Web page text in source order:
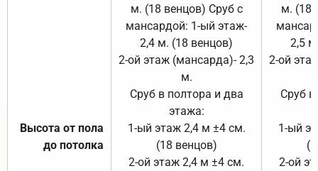
Высота от пола
до потолка
м. (18 венцов) Сруб с
мансардой: 1-ый этаж-
2,4 м. (18 венцов)
2-ой этаж (мансарда)- 2,3
м.
Сруб в полтора и два
этажа:
1-ый этаж 2,4 м ±4 см.
(18 венцов)
2-ой этаж 2,4 м ±4 см.
м. (18
2,5
2-ой
Сруб
1-ый
2-ой